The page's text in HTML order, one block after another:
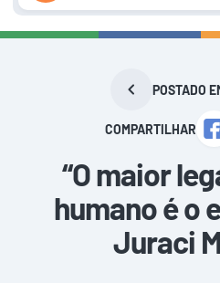
POSTADO
COMPARTILHAR
“O maior
humano é o
Juraci